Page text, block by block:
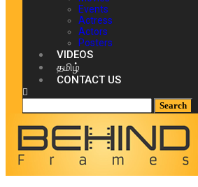
Events
Actress
Actors
Posters
VIDEOS
தமிழ்
CONTACT US